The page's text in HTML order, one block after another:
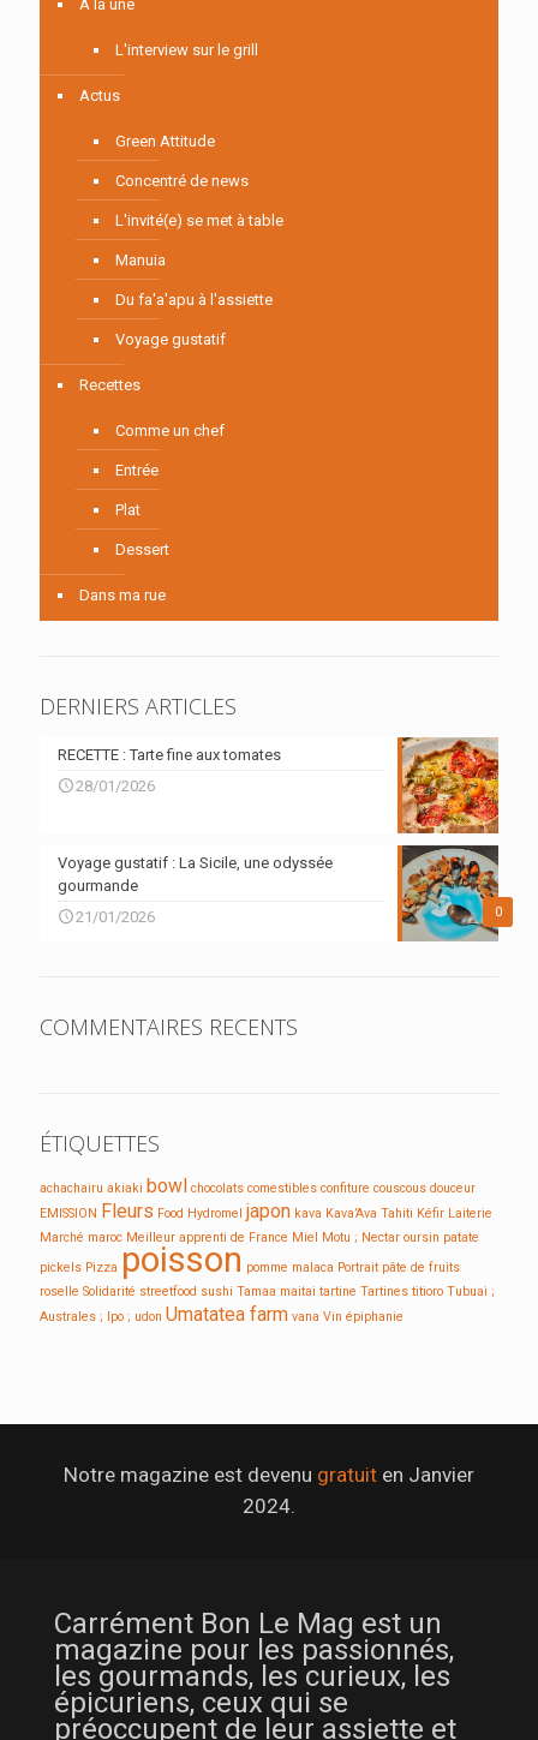
À la une
L'interview sur le grill
Actus
Green Attitude
Concentré de news
L'invité(e) se met à table
Manuia
Du fa'a'apu à l'assiette
Voyage gustatif
Recettes
Comme un chef
Entrée
Plat
Dessert
Dans ma rue
DERNIERS ARTICLES
RECETTE : Tarte fine aux tomates
28/01/2026
0
Voyage gustatif : La Sicile, une odyssée
gourmande
21/01/2026
COMMENTAIRES RECENTS
ÉTIQUETTES
achachairu akiaki bowl chocolats comestibles confiture couscous douceur
EMISSION Fleurs Food Hydromel japon kava Kava’Ava Tahiti Kéfir Laiterie
Marché maroc Meilleur apprenti de France Miel Motu ; Nectar oursin patate
pickels Pizza poisson pomme malaca Portrait pâte de fruits
roselle Solidarité streetfood sushi Tamaa maitai tartine Tartines titioro Tubuai ;
Australes ; Ipo ; udon Umatatea farm vana Vin épiphanie
Notre magazine est devenu gratuit en Janvier
2024.
Carrément Bon Le Mag est un
magazine pour les passionnés,
les gourmands, les curieux, les
épicuriens, ceux qui se
préoccupent de leur assiette et